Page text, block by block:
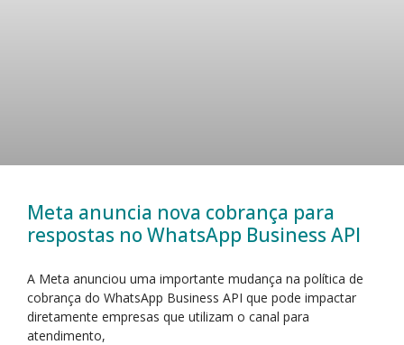
Meta anuncia nova cobrança para
respostas no WhatsApp Business API
A Meta anunciou uma importante mudança na política de
cobrança do WhatsApp Business API que pode impactar
diretamente empresas que utilizam o canal para
atendimento,